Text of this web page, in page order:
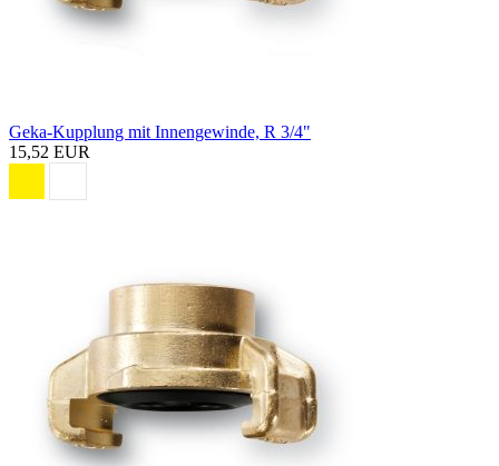
Geka-Kupplung mit Innengewinde, R 3/4"
15,52 EUR